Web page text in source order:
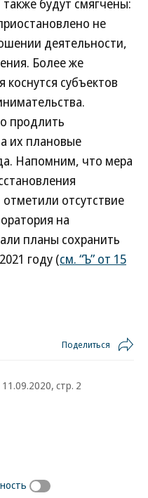
будут смягчены:
не
деятельности,
Более же
субъектов
продлить
их плановые
Напомним, что мера
отсутствие
на
планы сохранить
году (см. “Ъ” от 15
Поделиться
стр. 2